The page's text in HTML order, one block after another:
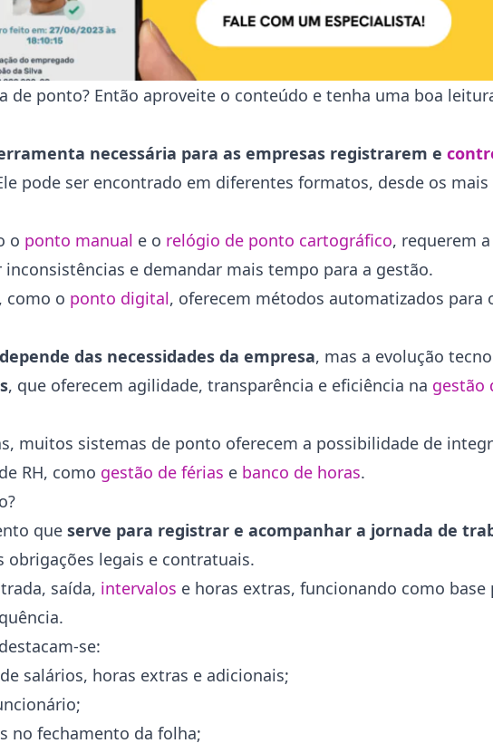
de ponto? Então aproveite o conteúdo e tenha uma boa
necessária para as empresas registrarem e
pode ser encontrado em diferentes formatos, desde os
o ponto manual e o relógio de ponto cartográfico, requerem
e demandar mais tempo para a gestão.
como o ponto digital, oferecem métodos automatizados para
das necessidades da empresa, mas a evolução
, que oferecem agilidade, transparência e eficiência na gestão
muitos sistemas de ponto oferecem a possibilidade de
RH, como gestão de férias e banco de horas.
que serve para registrar e acompanhar a jornada de
legais e contratuais.
saída, intervalos e horas extras, funcionando como base
se:
salários, horas extras e adicionais;
no fechamento da folha;